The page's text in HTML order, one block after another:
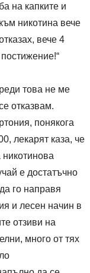
на капките и
никотина вече
вече 4
това не ме
отказвам.
понякога
лекарят каза, че
е достатъчно
го направя
и лесен начин в
отзиви на
много от тях